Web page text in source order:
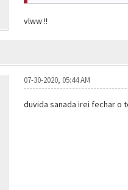
vlww !!
07-30-2020, 05:44 AM
duvida sanada irei fechar o